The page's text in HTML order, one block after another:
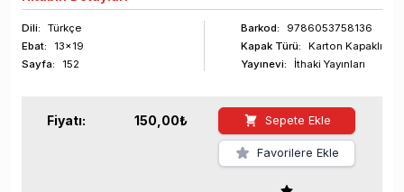
Dili:
Türkçe
Ebat:
13x19
Sayfa: 152
Barkod:
9786053758136
Kapak Türü:
Karton Kapaklı
Yayınevi:
İthaki Yayınları
Fiyatı: 150,00₺ Sepete Ekle
Favorilere Ekle